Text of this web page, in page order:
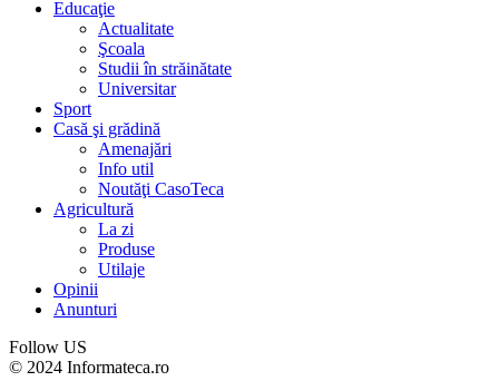
Educaţie
Actualitate
Şcoala
Studii în străinătate
Universitar
Sport
Casă şi grădină
Amenajări
Info util
Noutăţi CasoTeca
Agricultură
La zi
Produse
Utilaje
Opinii
Anunturi
Follow US
© 2024 Informateca.ro